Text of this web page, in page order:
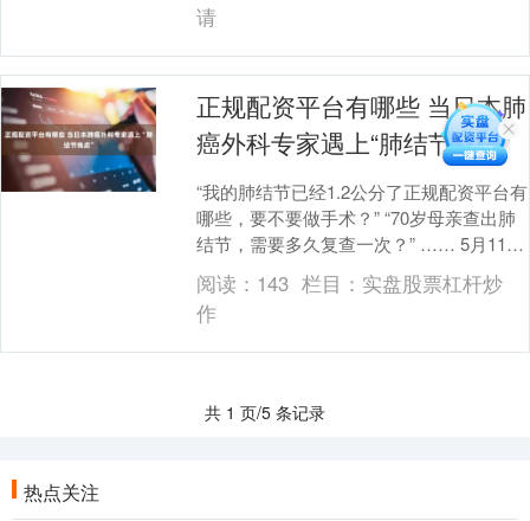
请
正规配资平台有哪些 当日本肺
癌外科专家遇上“肺结节焦虑”
“我的肺结节已经1.2公分了正规配资平台有
哪些，要不要做手术？” “70岁母亲查出肺
结节，需要多久复查一次？” …… 5月11
日，全球就医咨询服务机构盛诺一家在....
阅读： 143 栏目： 实盘股票杠杆炒
作
共 1 页/5 条记录
热点关注